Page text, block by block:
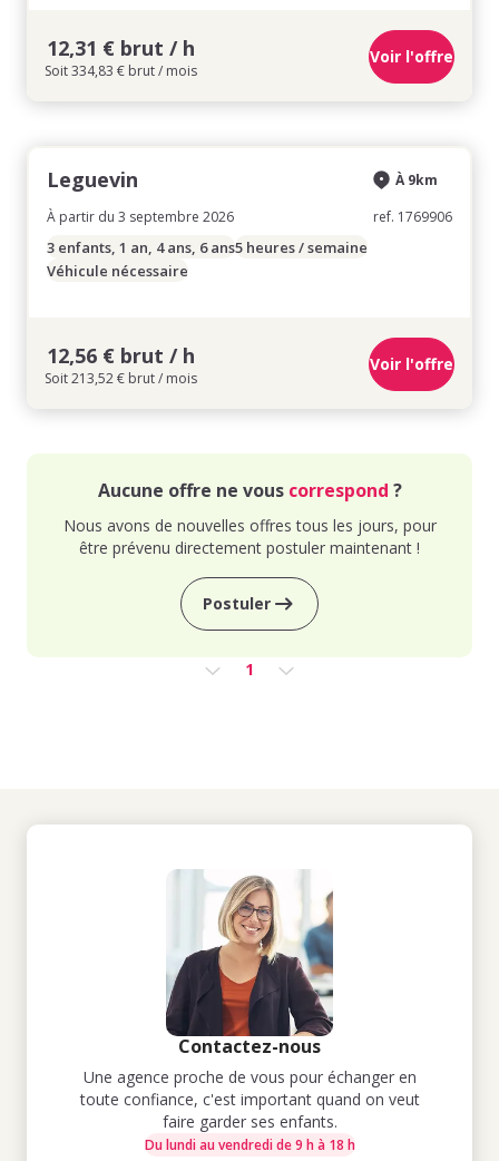
12,31 € brut / h
Soit 334,83 € brut / mois
Voir l'offre
Leguevin
À partir du 3 septembre 2026
À 9km
ref. 1769906
3 enfants, 1 an, 4 ans, 6 ans5 heures / semaine
Véhicule nécessaire
12,56 € brut / h
Soit 213,52 € brut / mois
Voir l'offre
Aucune offre ne vous correspond ?
Nous avons de nouvelles offres tous les jours, pour
être prévenu directement postuler maintenant !
Postuler
1
Contactez-nous
Une agence proche de vous pour échanger en
toute confiance, c'est important quand on veut
faire garder ses enfants.
Du lundi au vendredi de 9 h à 18 h